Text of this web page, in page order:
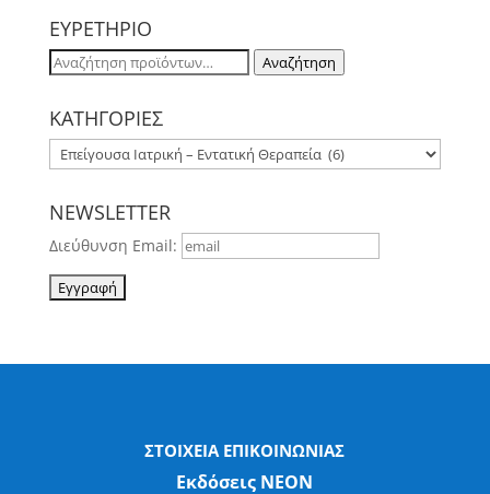
ΕΥΡΕΤΗΡΙΟ
Αναζήτηση
Αναζήτηση
ΚΑΤΗΓΟΡΙΕΣ
NEWSLETTER
Διεύθυνση Email:
ΣΤΟΙΧΕΙΑ ΕΠΙΚΟΙΝΩΝΙΑΣ
Εκδόσεις ΝΕΟΝ